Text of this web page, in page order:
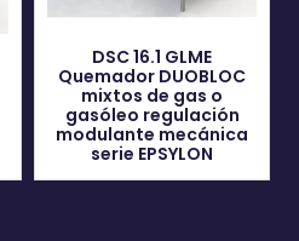
DSC 16.1 GLME
Quemador DUOBLOC
mixtos de gas o
gasóleo regulación
modulante mecánica
serie EPSYLON